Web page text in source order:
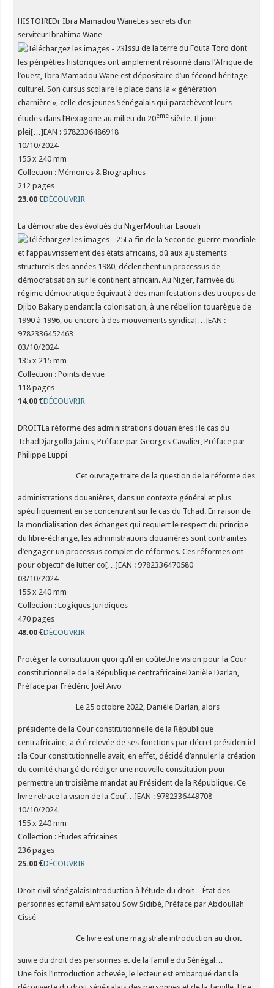
HISTOIREDr Ibra Mamadou WaneLes secrets d’un
serviteurIbrahima Wane
Issu de la terre du Fouta Toro dont
les péripéties historiques ont amplement résonné dans l’Afrique de
l’ouest, Ibra Mamadou Wane est dépositaire d’un fécond héritage
culturel. Son cursus scolaire le place dans la « génération
charnière », celle des jeunes Sénégalais qui parachèvent leurs
études dans l’Hexagone au milieu du 20eme siècle. Il joue
plei[…]EAN : 9782336486918
10/10/2024
155 x 240 mm
Collection : Mémoires & Biographies
212 pages
23.00 €DÉCOUVRIR
La démocratie des évolués du NigerMouhtar Laouali
La fin de la Seconde guerre mondiale
et l’appauvrissement des états africains, dû aux ajustements
structurels des années 1980, déclenchent un processus de
démocratisation sur le continent africain. Au Niger, l’arrivée du
régime démocratique équivaut à des manifestations des troupes de
Djibo Bakary pendant la colonisation, à une rébellion touarègue de
1990 à 1996, ou encore à des mouvements syndica[…]EAN :
9782336452463
03/10/2024
135 x 215 mm
Collection : Points de vue
118 pages
14.00 €DÉCOUVRIR
DROITLa réforme des administrations douanières : le cas du
TchadDjargollo Jairus, Préface par Georges Cavalier, Préface par
Philippe Luppi
Cet ouvrage traite de la question de la réforme des
administrations douanières, dans un contexte général et plus
spécifiquement en se concentrant sur le cas du Tchad. En raison de
la mondialisation des échanges qui requiert le respect du principe
du libre-échange, les administrations douanières sont contraintes
d’engager un processus complet de réformes. Ces réformes ont
pour objectif de lutter co[…]EAN : 9782336470580
03/10/2024
155 x 240 mm
Collection : Logiques Juridiques
470 pages
48.00 €DÉCOUVRIR
Protéger la constitution quoi qu’il en coûteUne vision pour la Cour
constitutionnelle de la République centrafricaineDanièle Darlan,
Préface par Frédéric Joël Aivo
Le 25 octobre 2022, Danièle Darlan, alors
présidente de la Cour constitutionnelle de la République
centrafricaine, a été relevée de ses fonctions par décret présidentiel
: la Cour constitutionnelle avait, en effet, décidé d’annuler la création
du comité chargé de rédiger une nouvelle constitution pour
permettre un troisième mandat au Président de la République. Ce
livre retrace la vision de la Cou[…]EAN : 9782336449708
10/10/2024
155 x 240 mm
Collection : Études africaines
236 pages
25.00 €DÉCOUVRIR
Droit civil sénégalaisIntroduction à l’étude du droit – État des
personnes et familleAmsatou Sow Sidibé, Préface par Abdoullah
Cissé
Ce livre est une magistrale introduction au droit
suivie du droit des personnes et de la famille du Sénégal…
Une fois l’introduction achevée, le lecteur est embarqué dans la